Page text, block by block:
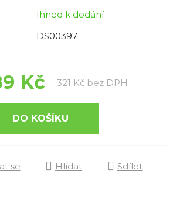
Ihned k dodání
DS00397
Kč 321 Kč bez DPH
DO KOŠÍKU
se Hlídat Sdílet